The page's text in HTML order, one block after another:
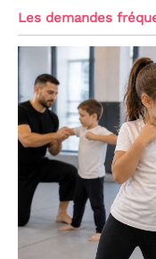
Les demandes